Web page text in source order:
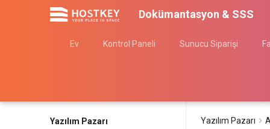
Dokümantasyon & SSS
Ev Kontrol Paneli Sunucu Siparişi
Yazılım Pazarı
Yazılım Pazarı